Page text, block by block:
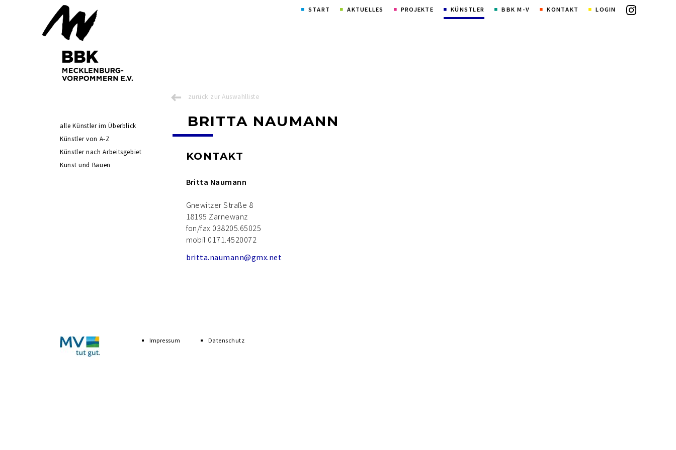
Navigation
START AKTUELLES PROJEKTE KÜNSTLER BBK M-V KONTAKT LOGIN
zurück zur Auswahlliste
BRITTA NAUMANN
KONTAKT
Britta Naumann
Gnewitzer Straße 8
18195 Zarnewanz
fon/fax 038205.65025
mobil 0171.4520072
britta.naumann@gmx.net
überspringen
alle Künstler im Überblick
Künstler von A-Z
Künstler nach Arbeitsgebiet
Kunst und Bauen
überspringenImpressum Datenschutz